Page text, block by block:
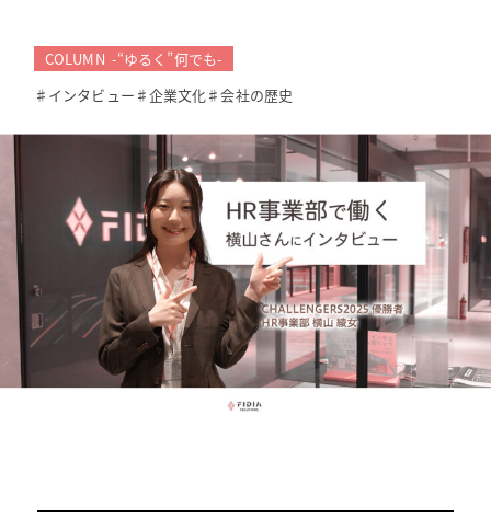
COLUMN -“ゆるく”何でも-
♯インタビュー ♯企業文化♯会社の歴史